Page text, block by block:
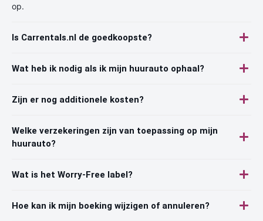
op.
Is Carrentals.nl de goedkoopste?
Wat heb ik nodig als ik mijn huurauto ophaal?
Zijn er nog additionele kosten?
Welke verzekeringen zijn van toepassing op mijn
huurauto?
Wat is het Worry-Free label?
Hoe kan ik mijn boeking wijzigen of annuleren?